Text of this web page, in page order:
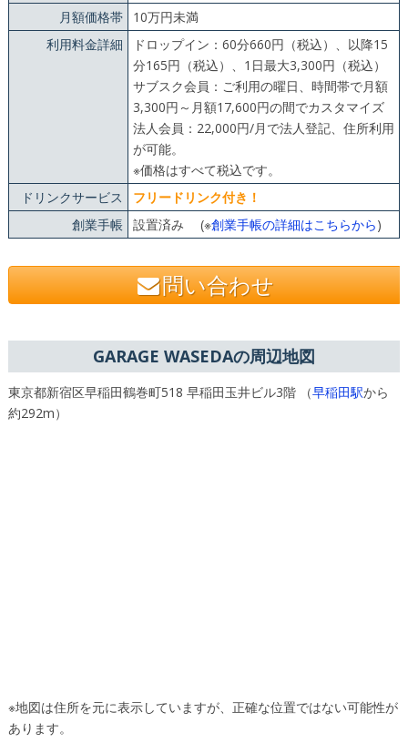
月額価格帯
10万円未満
利用料金詳細
ドロップイン：60分660円（税込）、以降15
分165円（税込）、1日最大3,300円（税込）
サブスク会員：ご利用の曜日、時間帯で月額
3,300円～月額17,600円の間でカスタマイズ
法人会員：22,000円/月で法人登記、住所利用
が可能。
※価格はすべて税込です。
ドリンクサービス
フリードリンク付き！
創業手帳 設置済み (※創業手帳の詳細はこちらから)
問い合わせ
GARAGE WASEDAの周辺地図
東京都新宿区早稲田鶴巻町518 早稲田玉井ビル3階 （早稲田駅から
約292m）
※地図は住所を元に表示していますが、正確な位置ではない可能性が
あります。